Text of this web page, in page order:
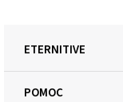
ETERNITIVE
POMOC